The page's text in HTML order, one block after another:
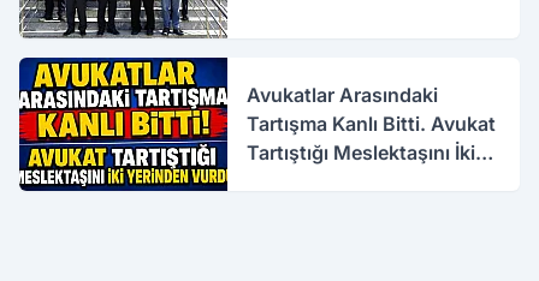
Avukatlar Arasındaki
Tartışma Kanlı Bitti. Avukat
Tartıştığı Meslektaşını İki